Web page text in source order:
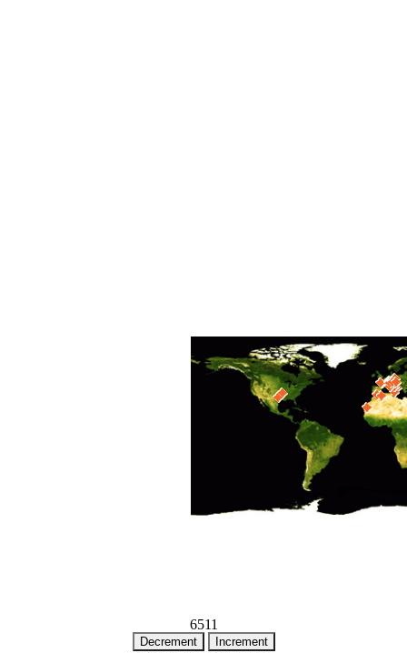
6511
Decrement Increment